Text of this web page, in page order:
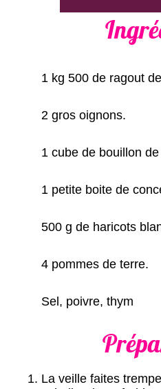
1 kg 500 de ragout
2 gros oignons.
1 cube de bouillon
1 petite boite de
500 g de haricots
4 pommes de terre.
Sel, poivre, thym
La veille faites